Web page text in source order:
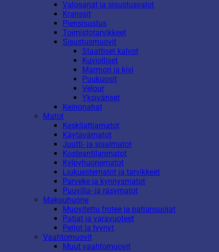
Valosarjat ja sisustusvalot
Kranssit
Piensisustus
Toimistotarvikkeet
Sisustusmuovit
Staattiset kalvot
Kuviolliset
Marmori ja kivi
Puukuosit
Velour
Yksiväriset
Keinonahat
Matot
Keskilattiamatot
Käytävämatot
Juutti- ja sisalmatot
Kosteantilanmatot
Kylpyhuonematot
Liukuestematot ja tarvikkeet
Parveke ja kynnysmatot
Puuvilla- ja räsymatot
Makuuhuone
Muovitettu frotee ja patjansuojat
Patjat ja varavuoteet
Peitot ja tyynyt
Vaahtomuovit
Muut vaahtomuovit